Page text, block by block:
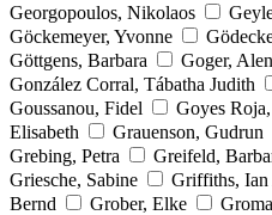
Georgopoulos, Nikolaos
Göckemeyer, Yvonne
Göttgens, Barbara
Goger,
González Corral, Tábatha Judith
Goussanou, Fidel
Goyes
Elisabeth
Grauenson, Gudrun
Grebing, Petra
Greifeld,
Griesche, Sabine
Griffiths, Ian
Bernd
Grober, Elke